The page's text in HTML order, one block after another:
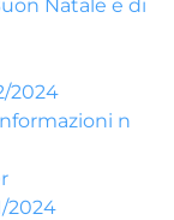
Natale e di
2024
n
2024